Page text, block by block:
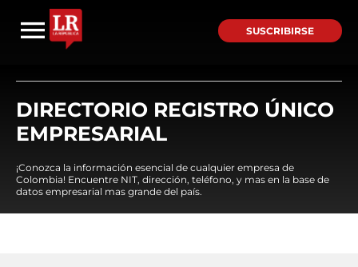
SUSCRIBIRSE
DIRECTORIO REGISTRO ÚNICO
EMPRESARIAL
¡Conozca la información esencial de cualquier empresa de
Colombia! Encuentre NIT, dirección, teléfono, y mas en la base de
datos empresarial mas grande del país.